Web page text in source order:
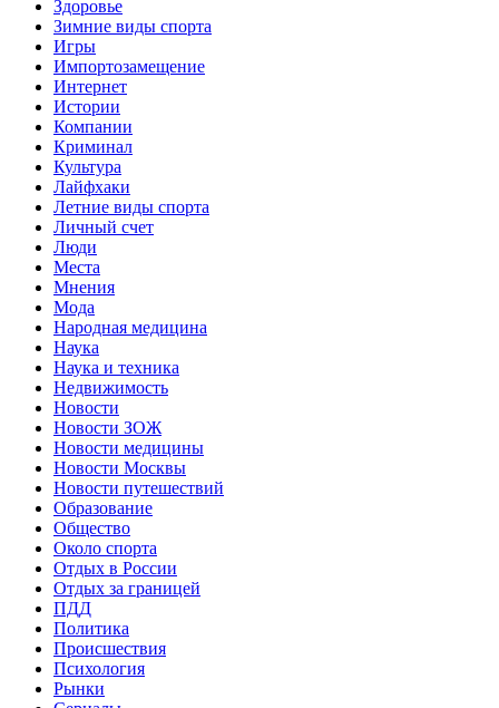
Здоровье
Зимние виды спорта
Игры
Импортозамещение
Интернет
Истории
Компании
Криминал
Культура
Лайфхаки
Летние виды спорта
Личный счет
Люди
Места
Мнения
Мода
Народная медицина
Наука
Наука и техника
Недвижимость
Новости
Новости ЗОЖ
Новости медицины
Новости Москвы
Новости путешествий
Образование
Общество
Около спорта
Отдых в России
Отдых за границей
ПДД
Политика
Происшествия
Психология
Рынки